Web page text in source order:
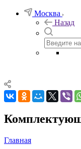
Москва
Назад
Главная